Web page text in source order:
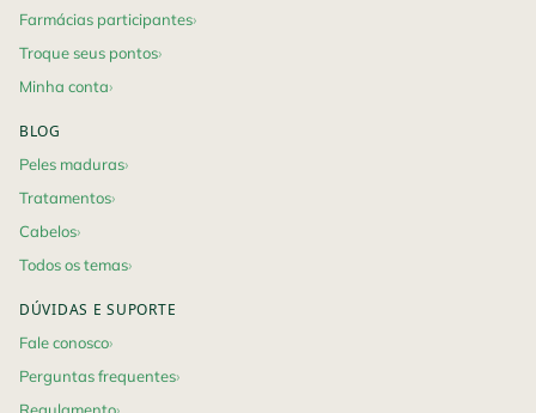
Farmácias participantes
Troque seus pontos
Minha conta
BLOG
Peles maduras
Tratamentos
Cabelos
Todos os temas
DÚVIDAS E SUPORTE
Fale conosco
Perguntas frequentes
Regulamento